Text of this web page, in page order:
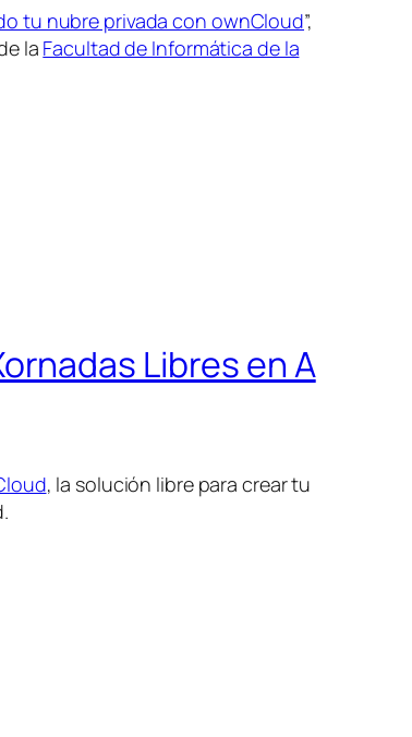
tu nubre privada con ownCloud”,
la Facultad de Informática de la
Libres en A
, la solución libre para crear tu